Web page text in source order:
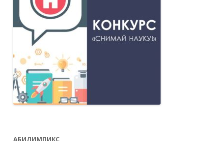
АБИЛИМПИКС